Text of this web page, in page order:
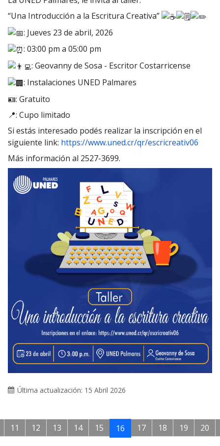
“Una Introducción a la Escritura Creativa”
: Jueves 23 de abril, 2026
: 03:00 pm a 05:00 pm
: Geovanny de Sosa - Escritor Costarricense
: Instalaciones UNED Palmares
🪪: Gratuito
📍: Cupo limitado
Si estás interesado podés realizar la inscripción en el
siguiente link: https://www.uned.cr/qr/escricreativ06
Más información al 2527-3699.
Última actualización: 15 Abril 2026
11 12 13 14 15 16 17 18 19 20